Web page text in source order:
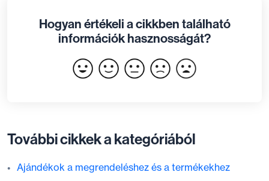
Hogyan értékeli a cikkben található
információk hasznosságát?
További cikkek a kategóriából
Ajándékok a megrendeléshez és a termékekhez